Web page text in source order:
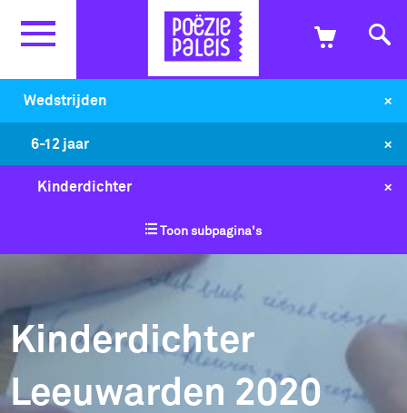
Wedstrijden +
6-12 jaar +
Kinderdichter +
Toon subpagina's
Kinderdichter
Leeuwarden 2020